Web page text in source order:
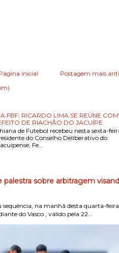
Postagem mais
inicial
FBF; RICARDO LIMA SE REÚNE COM
DE RIACHÃO DO JACUÍPE
de Futebol recebeu nesta sexta-
do Conselho Deliberativo do
Fe...
palestra sobre arbitragem
na manhã desta quarta-
do Vasco , válido pela 22...